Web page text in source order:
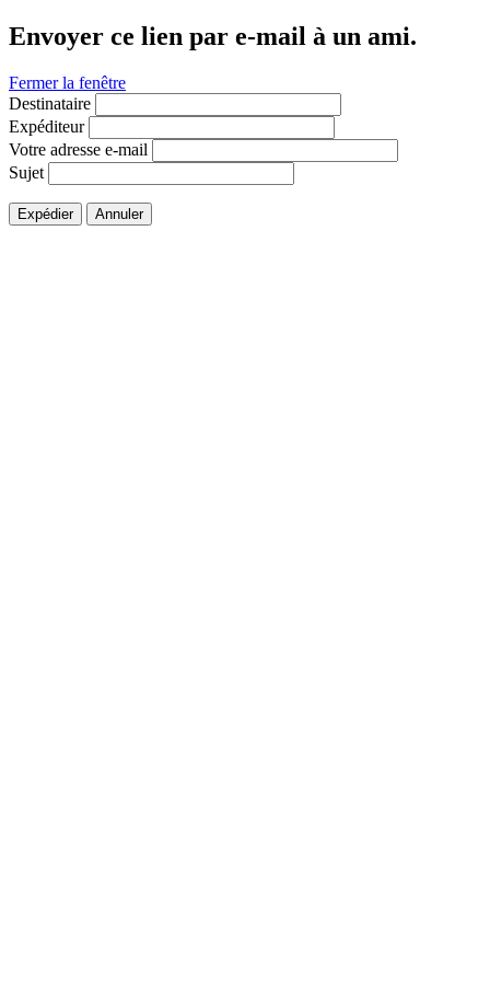
Envoyer ce lien par e-mail à un ami.
Fermer la fenêtre
Destinataire
Expéditeur
Votre adresse e-mail
Sujet
Expédier Annuler